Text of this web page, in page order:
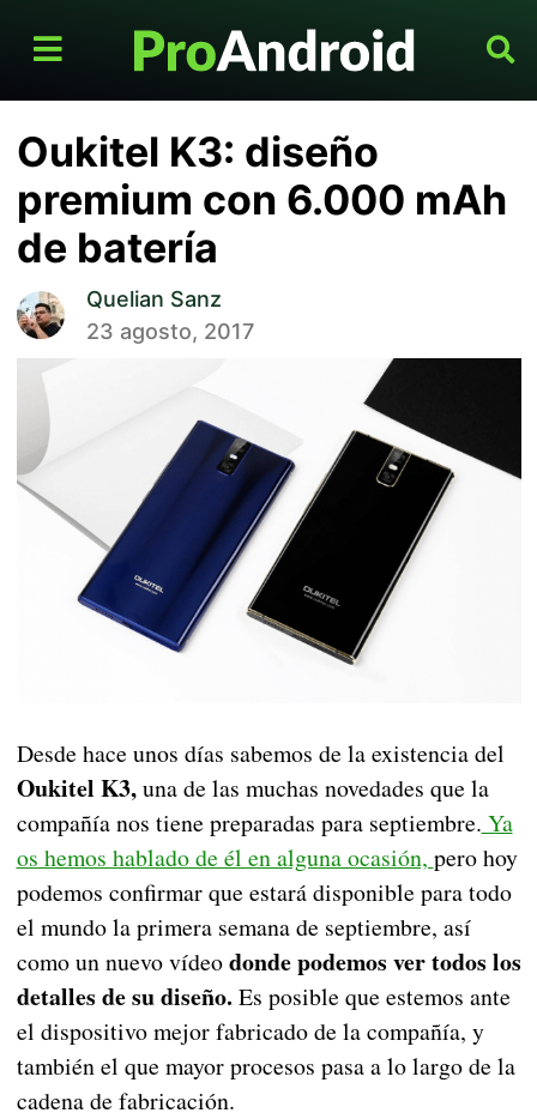
Oukitel K3: diseño
premium con 6.000 mAh
de batería
Quelian Sanz
23 agosto, 2017
Desde hace unos días sabemos de la existencia del
Oukitel K3,una de las muchas novedades que la
compañía nos tiene preparadas para septiembre. Ya
os hemos hablado de él en alguna ocasión, pero hoy
podemos confirmar que estará disponible para todo
el mundo la primera semana de septiembre, así
como un nuevo vídeodonde podemos ver todos los
detalles de su diseño. Es posible que estemos ante
el dispositivo mejor fabricado de la compañía, y
también el que mayor procesos pasa a lo largo de la
cadena de fabricación.